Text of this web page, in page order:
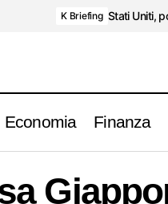
K Briefing Stati Uniti,
Economia Finanza
Briefing
tecnica